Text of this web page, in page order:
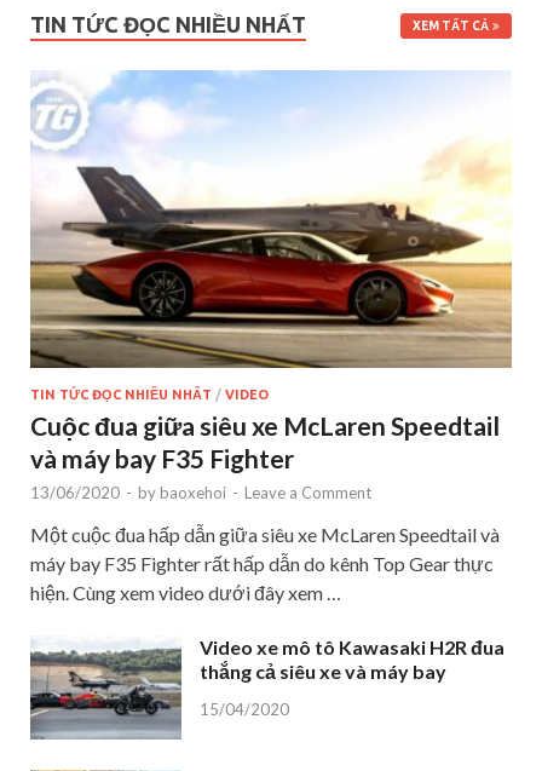
TIN TỨC ĐỌC NHIỀU NHẤT XEM TẤT CẢ
TIN TỨC ĐỌC NHIỀU NHẤT / VIDEO
Cuộc đua giữa siêu xe McLaren Speedtail
và máy bay F35 Fighter
13/06/2020 - by baoxehoi - Leave a Comment
Một cuộc đua hấp dẫn giữa siêu xe McLaren Speedtail và
máy bay F35 Fighter rất hấp dẫn do kênh Top Gear thực
hiện. Cùng xem video dưới đây xem …
Video xe mô tô Kawasaki H2R đua
thắng cả siêu xe và máy bay
15/04/2020